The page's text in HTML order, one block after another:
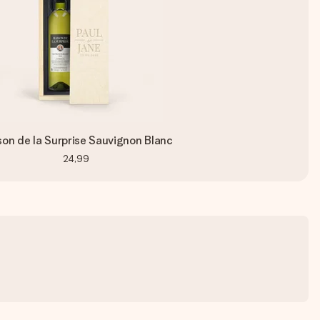
de la Surprise Sauvignon Blanc
24,99